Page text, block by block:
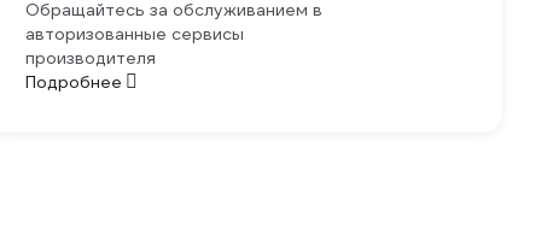
Обращайтесь за обслуживанием в
авторизованные сервисы
производителя
Подробнее